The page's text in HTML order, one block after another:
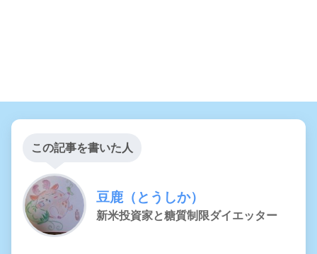
この記事を書いた人
豆鹿（とうしか）
新米投資家と糖質制限ダイエッター